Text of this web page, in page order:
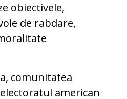
obiectivele,
de rabdare,
comunitatea
american